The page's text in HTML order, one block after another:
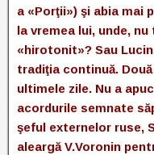
a «Porţii») şi abia mai
la vremea lui, unde,
«hirotonit»? Sau
tradiţia continuă.
ultimele zile. Nu a
acordurile semnate
şeful externelor ruse,
aleargă V.Voronin